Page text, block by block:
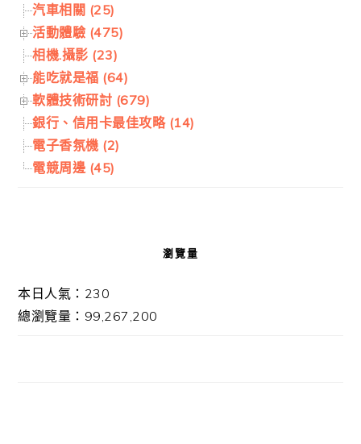
汽車相關 (25)
活動體驗 (475)
相機.攝影 (23)
能吃就是福 (64)
軟體技術研討 (679)
銀行、信用卡最佳攻略 (14)
電子香氛機 (2)
電競周邊 (45)
瀏覽量
本日人氣：230
總瀏覽量：99,267,200